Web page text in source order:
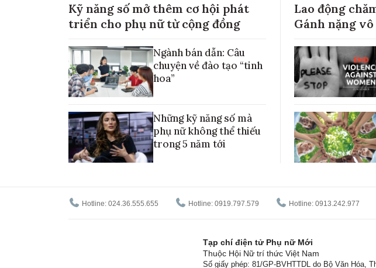
Kỹ năng số mở thêm cơ hội phát
triển cho phụ nữ từ cộng đồng
Ngành bán dẫn: Câu
chuyện về đào tạo “tinh
hoa”
Những kỹ năng số mà
phụ nữ không thể thiếu
trong 5 năm tới
Lao động
Gánh nặng
Hotline: 024.36.555.655 Hotline: 0919.797.579 Hotline: 0913.242.977
Tạp chí điện tử Phụ nữ Mới
Thuộc Hội Nữ trí thức Việt Nam
Số giấy phép: 81/GP-BVHTTDL do Bộ Văn Hóa,